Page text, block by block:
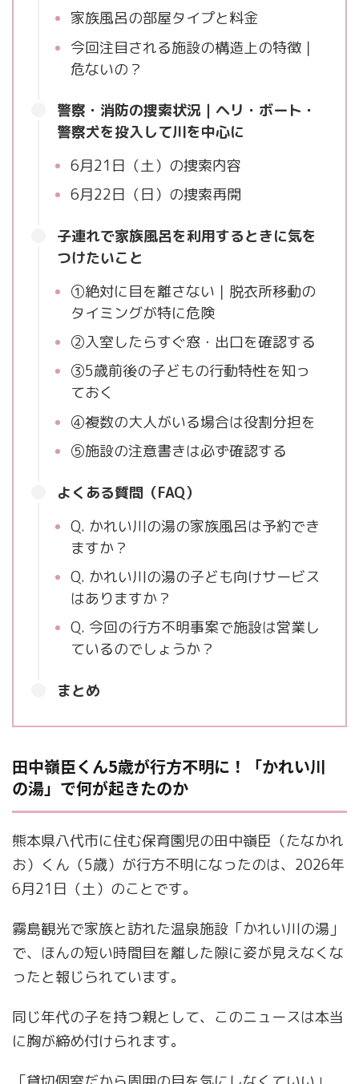
家族風呂の部屋タイプと料金
今回注目される施設の構造上の特徴｜
危ないの？
警察・消防の捜索状況｜ヘリ・ボート・
警察犬を投入して川を中心に
6月21日（土）の捜索内容
6月22日（日）の捜索再開
子連れで家族風呂を利用するときに気を
つけたいこと
①絶対に目を離さない｜脱衣所移動の
タイミングが特に危険
②入室したらすぐ窓・出口を確認する
③5歳前後の子どもの行動特性を知っ
ておく
④複数の大人がいる場合は役割分担を
⑤施設の注意書きは必ず確認する
よくある質問（FAQ）
Q. かれい川の湯の家族風呂は予約でき
ますか？
Q. かれい川の湯の子ども向けサービス
はありますか？
Q. 今回の行方不明事案で施設は営業し
ているのでしょうか？
まとめ
田中嶺臣くん5歳が行方不明に！「かれい川
の湯」で何が起きたのか
熊本県八代市に住む保育園児の田中嶺臣（たなかれ
お）くん（5歳）が行方不明になったのは、2026年
6月21日（土）のことです。
霧島観光で家族と訪れた温泉施設「かれい川の湯」
で、ほんの短い時間目を離した隙に姿が見えなくな
ったと報じられています。
同じ年代の子を持つ親として、このニュースは本当
に胸が締め付けられます。